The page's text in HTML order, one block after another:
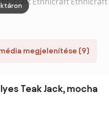
megjelenítése (9)
Teak Jack, mocha